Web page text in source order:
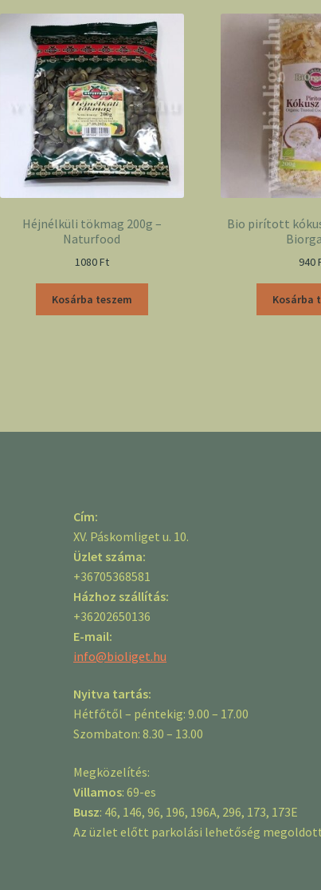
Héjnélküli tökmag 200g –
Naturfood
1080Ft
Kosárba teszem
Bio pirított
940
Kosárba
Cím:
XV. Páskomliget u. 10.
Üzlet száma:
+36705368581
Házhoz szállítás:
+36202650136
E-mail:
info@bioliget.hu
Nyitva tartás:
Hétfőtől – péntekig: 9.00 – 17.00
Szombaton: 8.30 – 13.00
Megközelítés:
Villamos: 69-es
Busz: 46, 146, 96, 196, 196A, 296, 173, 173E
Az üzlet előtt parkolási lehetőség